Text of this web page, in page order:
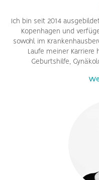
Ich bin seit 2014
Kopenhagen und
sowohl im
Laufe meiner Karriere
Geburtshilfe,